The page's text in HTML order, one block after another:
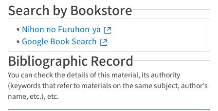
Search by Bookstore
Nihon no Furuhon-ya
Google Book Search
Bibliographic Record
You can check the details of this material, its authority
(keywords that refer to materials on the same subject, author's
name, etc.), etc.